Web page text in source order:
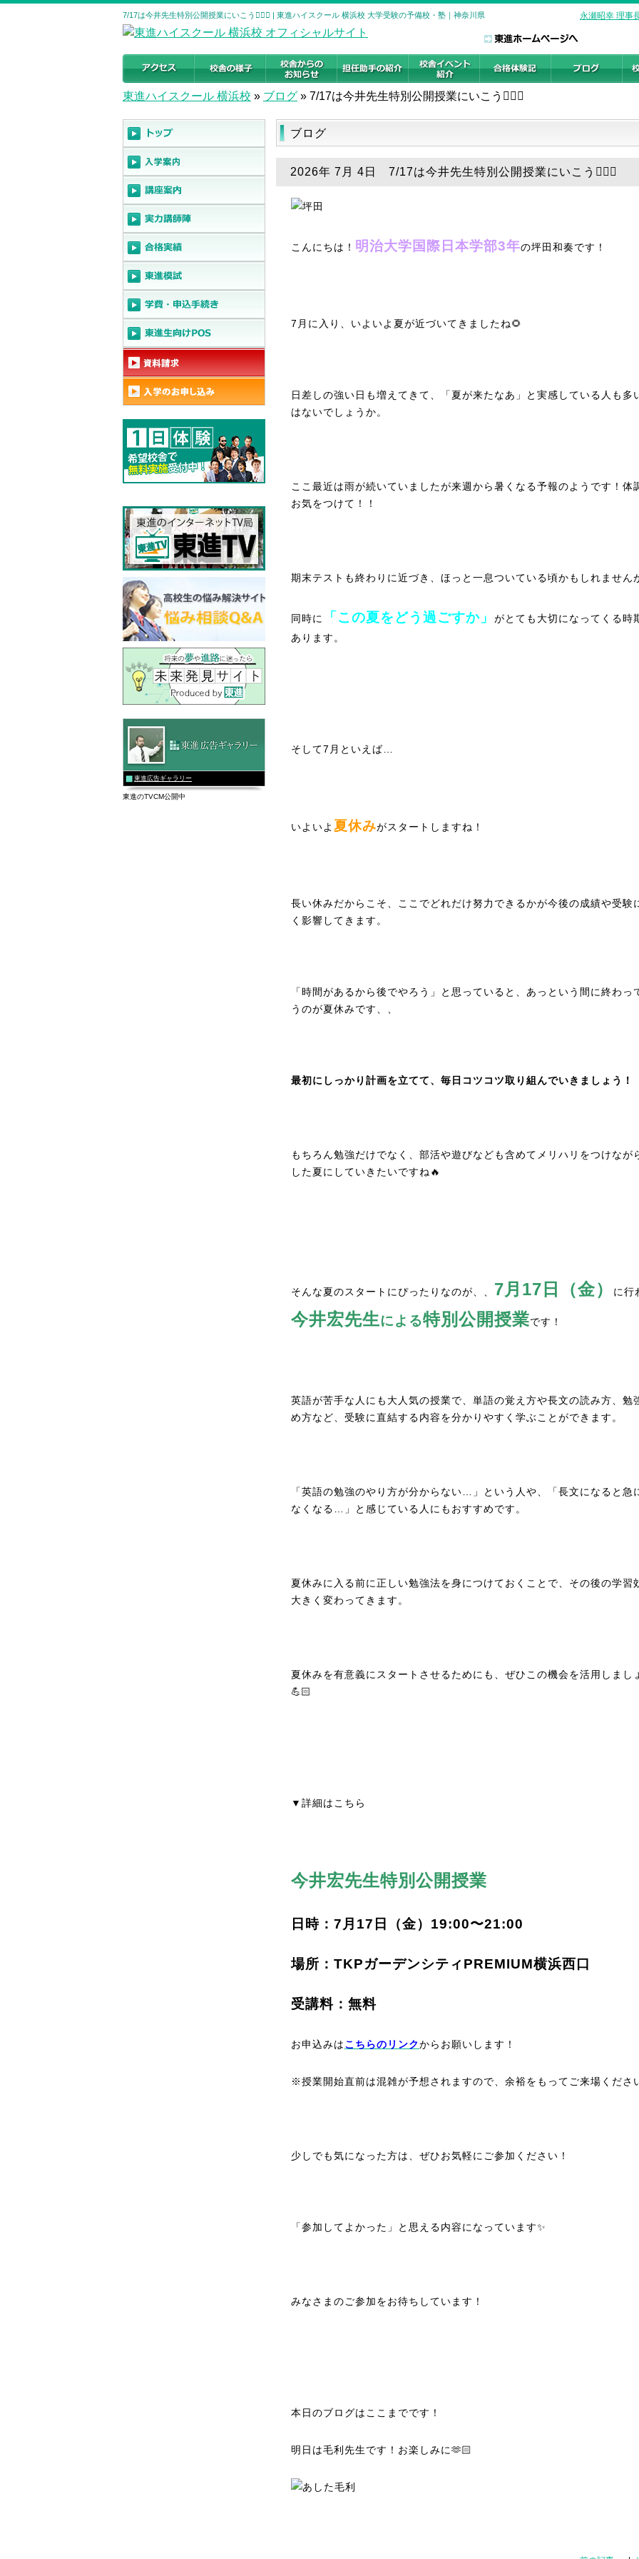
7/17は今井先生特別公開授業にいこう🏃🏻‍♀️ | 東進ハイスクール 横浜校 大学受験の予備校・塾｜神奈川県 永瀬昭幸 理事
東進ハイスクール 横浜校 » ブログ » 7/17は今井先生特別公開授業にいこう🏃🏻‍♀️
ブログ
2026年 7月 4日 7/17は今井先生特別公開授業にいこう🏃🏻‍♀️
こんにちは！ 明治大学国際日本学部3年の坪田和奏です！
7月に入り、いよいよ夏が近づいてきましたね🌻
日差しの強い日も増えてきて、「夏が来たなあ」と実感している人も多
はないでしょうか。
ここ最近は雨が続いていましたが来週から暑くなる予報のようです！体
お気をつけて！！
期末テストも終わりに近づき、ほっと一息ついている頃かもしれません
同時に 「この夏をどう過ごすか」
がとても大切になってくる時
あります。
そして7月といえば…
いよいよ 夏休みがスタートしますね！
長い休みだからこそ、ここでどれだけ努力できるかが今後の成績や受験
く影響してきます。
「時間があるから後でやろう」と思っていると、あっという間に終わっ
うのが夏休みです、、
最初にしっかり計画を立てて、毎日コツコツ取り組んでいきましょう！
もちろん勉強だけでなく、部活や遊びなども含めてメリハリをつけなが
した夏にしていきたいですね🔥
そんな夏のスタートにぴったりなのが、、 7月17日（金） に行
今井宏先生による特別公開授業です！
英語が苦手な人にも大人気の授業で、単語の覚え方や長文の読み方、勉
め方など、受験に直結する内容を分かりやすく学ぶことができます。
「英語の勉強のやり方が分からない…」という人や、「長文になると急
なくなる…」と感じている人にもおすすめです。
夏休みに入る前に正しい勉強法を身につけておくことで、その後の学習
大きく変わってきます。
夏休みを有意義にスタートさせるためにも、ぜひこの機会を活用しまし
💪🏻
▼詳細は こちら
今井宏先生特別公開授業
日時：7月17日（金）19:00〜21:00
場所：TKPガーデンシティPREMIUM横浜西口
受講料：無料
お申込みはこちらのリンクからお願いします！
※授業開始直前は混雑が予想されますので、余裕をもってご来場くださ
少しでも気になった方は、ぜひお気軽にご参加ください！
「参加してよかった」と思える内容になっています✨
みなさまのご参加をお待ちしています！
本日のブログはここまでです！
明日は毛利先生です！お楽しみに🫶🏻
東進広告ギャラリー
東進のTVCM公開中